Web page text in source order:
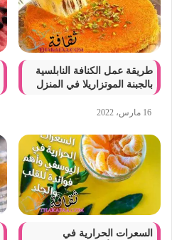
طريقة عمل الكنافة النابلسية
بالجبنة الموتزاريلا في المنزل
16 مارس، 2022
السعرات الحرارية في